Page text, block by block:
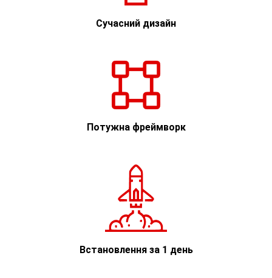
Сучасний дизайн
Потужна фреймворк
Встановлення за 1 день